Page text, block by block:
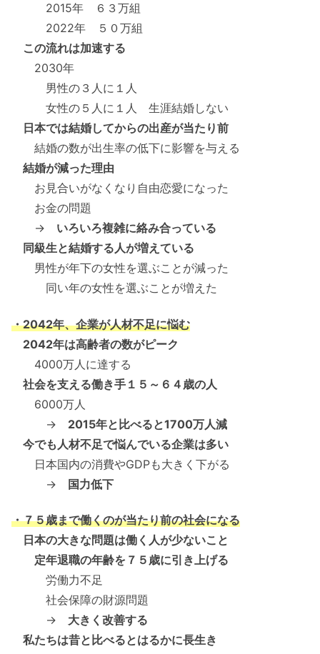
2015年 ６３万組
2022年 ５０万組
この流れは加速する
2030年
男性の３人に１人
女性の５人に１人 生涯結婚しない
日本では結婚してからの出産が当たり前
結婚の数が出生率の低下に影響を与える
結婚が減った理由
お見合いがなくなり自由恋愛になった
お金の問題
→ いろいろ複雑に絡み合っている
同級生と結婚する人が増えている
男性が年下の女性を選ぶことが減った
同い年の女性を選ぶことが増えた
・2042年、企業が人材不足に悩む
2042年は高齢者の数がピーク
4000万人に達する
社会を支える働き手１５～６４歳の人
6000万人
→ 2015年と比べると1700万人減
今でも人材不足で悩んでいる企業は多い
日本国内の消費やGDPも大きく下がる
→ 国力低下
・７５歳まで働くのが当たり前の社会になる
日本の大きな問題は働く人が少ないこと
定年退職の年齢を７５歳に引き上げる
労働力不足
社会保障の財源問題
→ 大きく改善する
私たちは昔と比べるとはるかに長生き